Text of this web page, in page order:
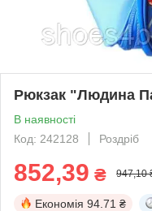
Рюкзак "Людина
В наявності
Код: 242128
Роздріб
852,39 ₴ 947,10
Економія 94.71 ₴